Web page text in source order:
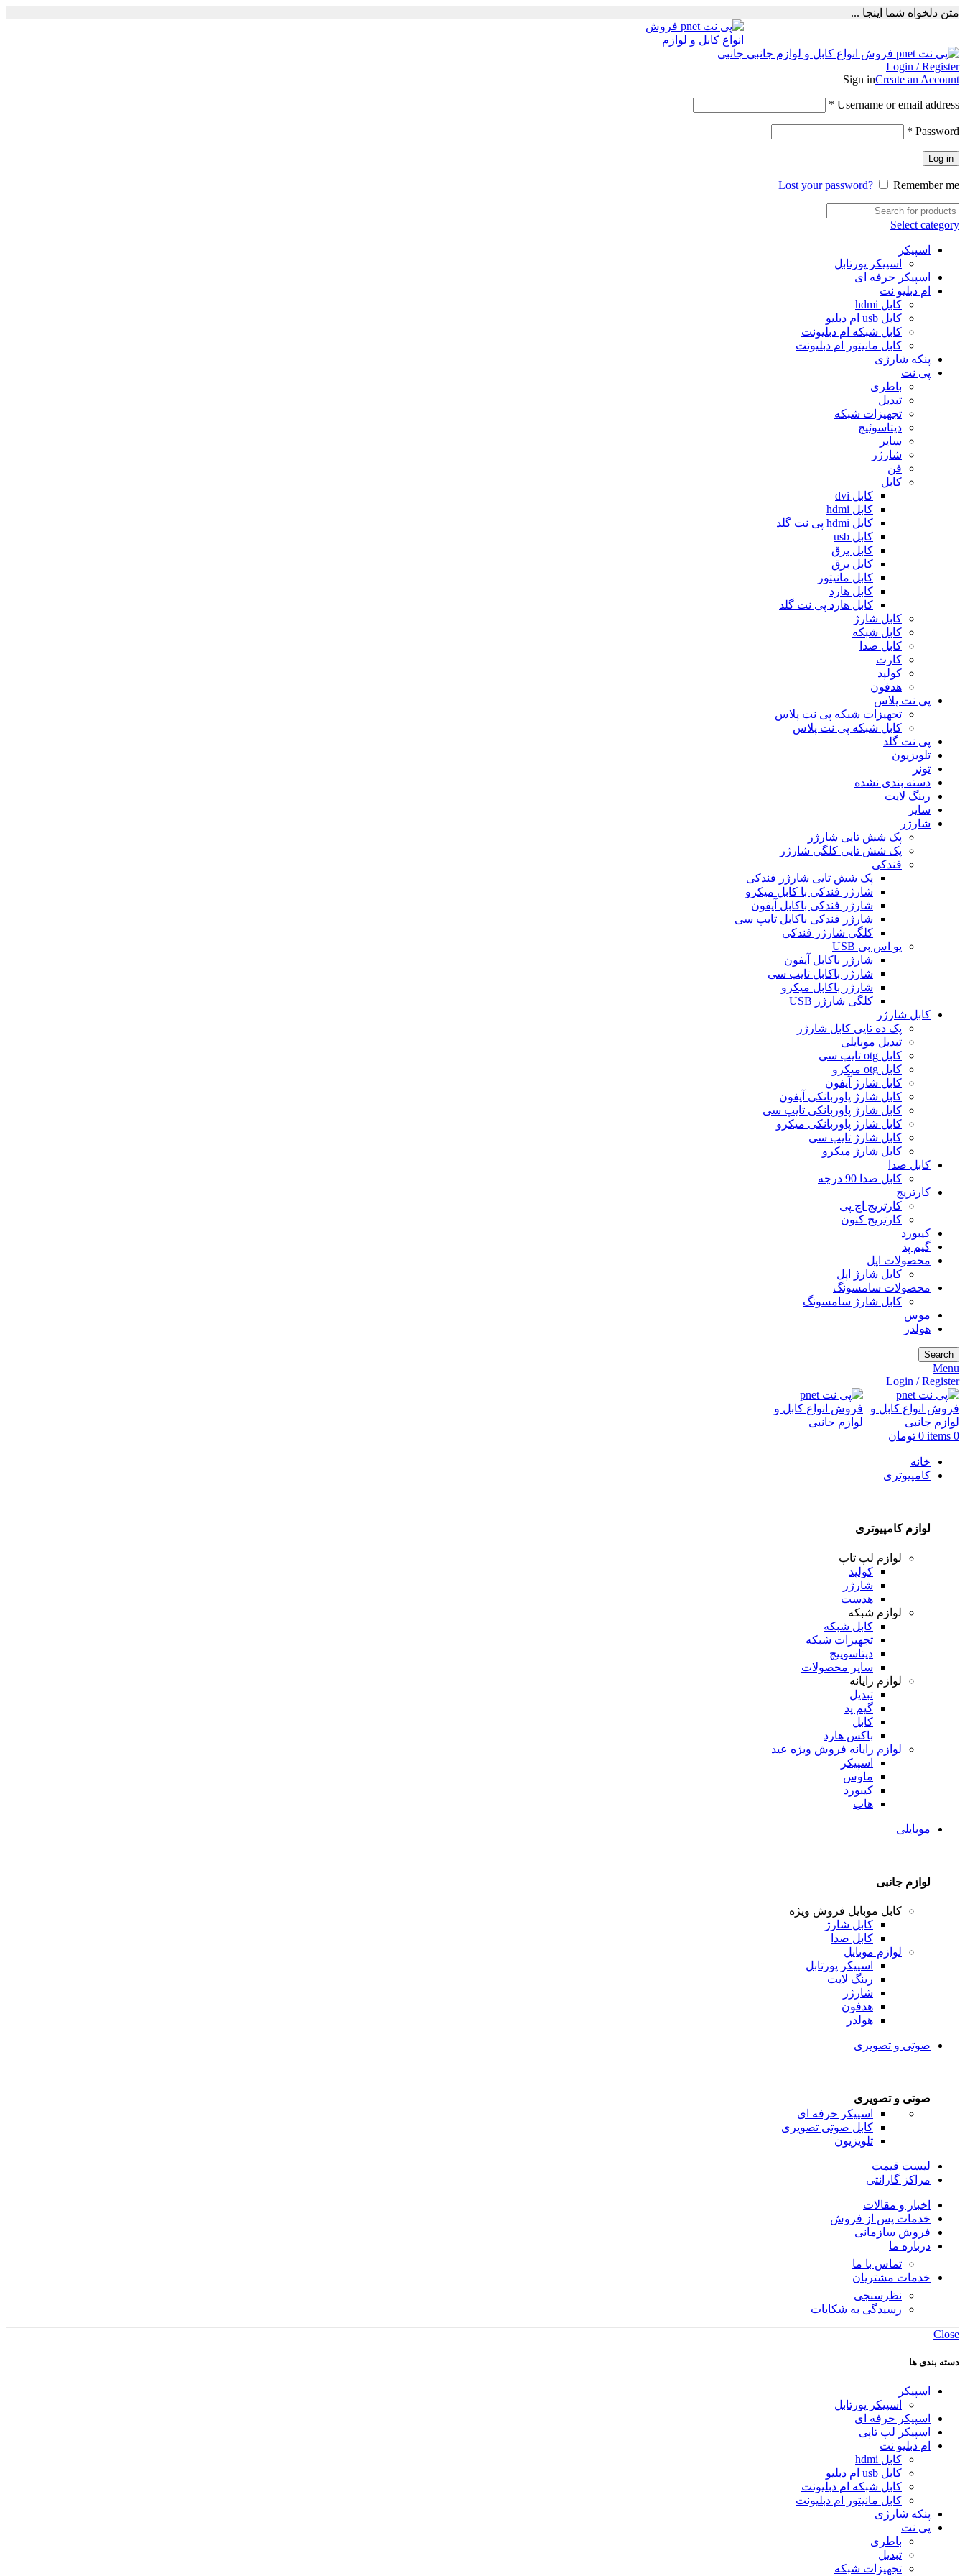
متن دلخواه شما اینجا ...
Login / Register
Sign inCreate an Account
Username or email address
*
Password
*
Log in
Lost your password? Remember me
Select category
اسپیکر
اسپیکر پورتابل
اسپیکر حرفه ای
ام دبلیو نت
کابل hdmi
کابل usb ام دبلیو
کابل شبکه ام دبلیونت
کابل مانیتور ام دبلیونت
پنکه شارژی
پی نت
باطری
تبدیل
تجهیزات شبکه
دیتاسوئیچ
سایر
شارژر
فن
کابل
کابل dvi
کابل hdmi
کابل hdmi پی نت گلد
کابل usb
کابل برق
کابل برق
کابل مانیتور
کابل هارد
کابل هارد پی نت گلد
کابل شارژ
کابل شبکه
کابل صدا
کارت
کولپد
هدفون
پی نت پلاس
تجهیزات شبکه پی نت پلاس
کابل شبکه پی نت پلاس
پی نت گلد
تلویزیون
تونر
دسته بندی نشده
رینگ لایت
سایر
شارژر
پک شش تایی شارژر
پک شش تایی کلگی شارژر
فندکی
پک شش تایی شارژر فندکی
شارژر فندکی با کابل میکرو
شارژر فندکی باکابل آیفون
شارژر فندکی باکابل تایپ سی
کلگی شارژر فندکی
یو اس بی USB
شارژر باکابل آیفون
شارژر باکابل تایپ سی
شارژر باکابل میکرو
کلگی شارژر USB
کابل شارژر
پک ده تایی کابل شارژر
تبدیل موبایلی
کابل otg تایپ سی
کابل otg میکرو
کابل شارژ آیفون
کابل شارژ پاوربانکی آیفون
کابل شارژ پاوربانکی تایپ سی
کابل شارژ پاوربانکی میکرو
کابل شارژ تایپ سی
کابل شارژ میکرو
کابل صدا
کابل صدا 90 درجه
کارتریج
کارتریج اچ پی
کارتریج کنون
کیبورد
گیم پد
محصولات اپل
کابل شارژ اپل
محصولات سامسونگ
کابل شارژ سامسونگ
موس
هولدر
Search
Menu
Login / Register
0
items
0 تومان
خانه
کامپیوتری
لوازم کامپیوتری
لوازم لپ تاپ
کولپد
شارژر
هدست
لوازم شبکه
کابل شبکه
تجهیزات شبکه
دیتاسوییچ
سایر محصولات
لوازم رایانه
تبدیل
گیم پد
کابل
باکس هارد
لوازم رایانه فروش ویژه عید
اسپیکر
ماوس
کیبورد
هاب
موبایلی
لوازم جانبی
کابل موبایل فروش ویژه
کابل شارژ
کابل صدا
لوازم موبایل
اسپیکر پورتابل
رینگ لایت
شارژر
هدفون
هولدر
صوتی و تصویری
صوتی و تصویری
اسپیکر حرفه ای
کابل صوتی تصویری
تلویزیون
لیست قیمت
مراکز گارانتی
اخبار و مقالات
خدمات پس از فروش
فروش سازمانی
درباره ما
تماس با ما
خدمات مشتریان
نظرسنجی
رسیدگی به شکایات
Close
دسته بندی ها
اسپیکر
اسپیکر پورتابل
اسپیکر حرفه ای
اسپیکر لپ تاپی
ام دبلیو نت
کابل hdmi
کابل usb ام دبلیو
کابل شبکه ام دبلیونت
کابل مانیتور ام دبلیونت
پنکه شارژی
پی نت
باطری
تبدیل
تجهیزات شبکه